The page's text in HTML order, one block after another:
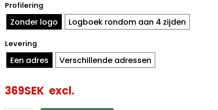
Profilering
Zonder logo Logboek rondom aan 4 zijden
Levering
Een adres Verschillende adressen
369SEK excl.